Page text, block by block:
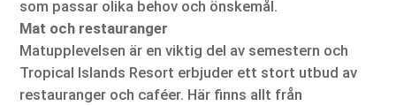
som passar olika behov och önskemål.
Mat och restauranger
Matupplevelsen är en viktig del av semestern och
Tropical Islands Resort erbjuder ett stort utbud av
restauranger och caféer. Här finns allt från